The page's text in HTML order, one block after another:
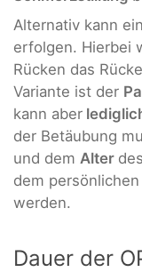
Alternativ kann
erfolgen. Hierbei
Rücken das
Variante ist der
kann aber
der Betäubung
und dem Alter
dem persönlichen
werden.
Dauer der